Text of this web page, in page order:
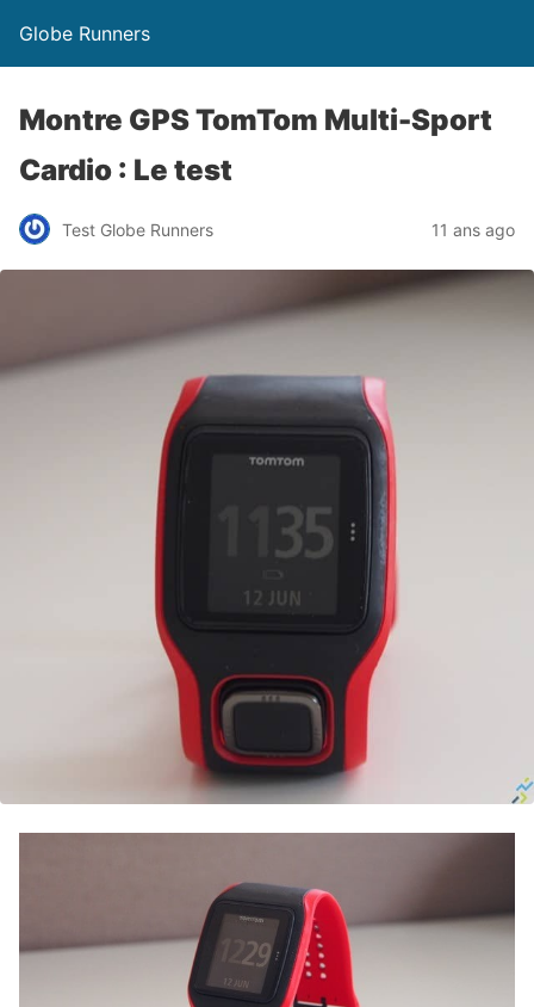
Globe Runners
Montre GPS TomTom Multi-Sport
Cardio : Le test
Test Globe Runners 11 ans ago